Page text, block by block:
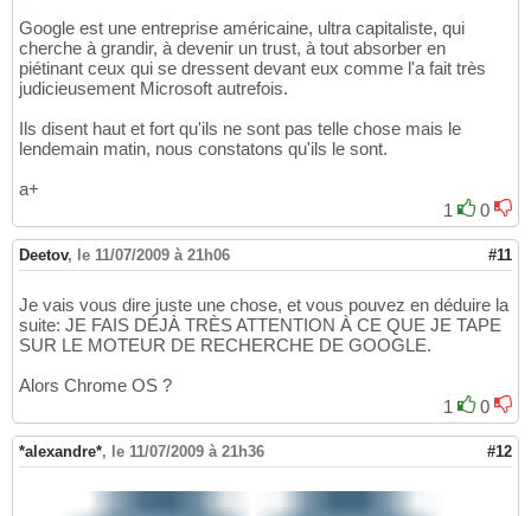
Google est une entreprise américaine, ultra capitaliste, qui
cherche à grandir, à devenir un trust, à tout absorber en
piétinant ceux qui se dressent devant eux comme l'a fait très
judicieusement Microsoft autrefois.
Ils disent haut et fort qu'ils ne sont pas telle chose mais le
lendemain matin, nous constatons qu'ils le sont.
a+
1
0
Deetov, le 11/07/2009 à 21h06 #11
Je vais vous dire juste une chose, et vous pouvez en déduire la
suite: JE FAIS DÉJÀ TRÈS ATTENTION À CE QUE JE TAPE
SUR LE MOTEUR DE RECHERCHE DE GOOGLE.
Alors Chrome OS ?
1
0
*alexandre*, le 11/07/2009 à 21h36 #12